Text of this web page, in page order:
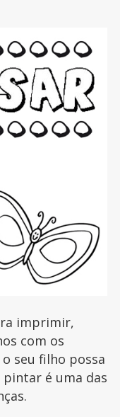
imprimir,
com os
seu filho possa
é uma das